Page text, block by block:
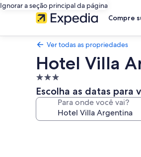
Ignorar a seção principal da página
Compre
Ver todas as propriedades
Hotel Villa
Propriedade
3.0
estrelas
Escolha as datas para
Para onde você vai?